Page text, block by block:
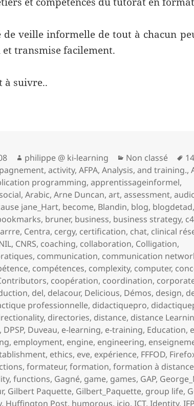
de veille informelle de tout à chacun
et transmise facilement.
à suivre..
Auteur
philippe @ ki-learning Catégories
Non classé
,activity,AFPA,Analysis,and training.,
programming,apprentissageinformel,
,Arabic,Arne Duncan,art,assessment,
jane_Hart, become, Blandin, blog, blogdetad,
, bruner, business, business strategy,
, Centra, cergy, certification, chat, clinical
, CNRS, coaching, collaboration, Colligation,
, communication, communication
, compétences, complexity, computer,
, coopération, coordination,
, del, delacour, Delicious, Démos, design,
professionnelle, didactiquepro,
, directories, distance, distance
, DPSP, Duveau, e-learning, e-training, Education,
, employment, engine, engineering,
, ethics, eve, expérience, FFFOD,
,formateur,formation,formation à distance
,functions, Gagné, game, games, GAP,
, Gilbert Paquette, Gilbert_Paquette, group life,
, Huffington Post, humorous, icio,ICT,Identity,IFP